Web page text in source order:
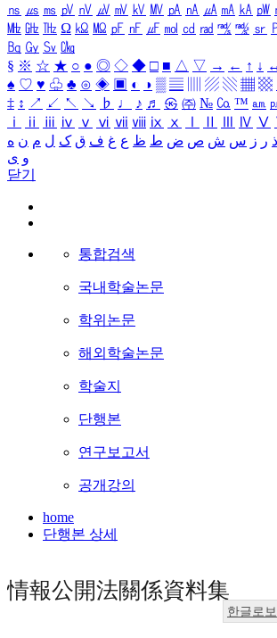
㎱ ㎲ ㎳ ㎴ ㎵ ㎶ ㎷ ㎸ ㎹ ㎀ ㎁ ㎂ ㎃ ㎄ ㎺
㎒ ㎓ ㎔ Ω ㏀ ㏁ ㎊ ㎋ ㎌ ㏖ ㏅ ㎭ ㎮ ㎯ ㏛
㏃ ㏉ ㏜ ㏆
§ ※ ☆ ★ ○ ● ◎ ◇ ◆ □ ■ △ ▽ → ← ↑ ↓
♠ ♡ ♥ ♧ ♣ ⊙ ◈ ▣ ◐ ◑ ▒ ▤ ▨ ▧ ▦ ▩
‡ ↕ ↗ ↙ ↖ ↘ ♭ ♩ ♪ ♬ ㉿ ㈜ № ㏇ ™ ㏂
ⅰ
ⅱ ⅲ ⅳ ⅴ ⅵ ⅶ ⅷ ⅸ ⅹ Ⅳ Ⅴ
ذ ر ز س ش ص ض ط ظ ع غ ف ق ک ل م ن ه
و ی
닫기
통합검색
국내학술논문
학위논문
해외학술논문
학술지
단행본
연구보고서
공개강의
home
단행본 상세
情報公開法關係資料集
한글로보